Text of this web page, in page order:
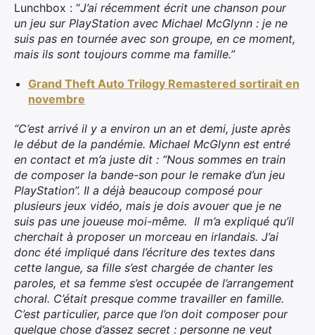
Lunchbox : “J’ai récemment écrit une chanson pour
un jeu sur PlayStation avec Michael McGlynn : je ne
suis pas en tournée avec son groupe, en ce moment,
mais ils sont toujours comme ma famille.”
Grand Theft Auto Trilogy Remastered sortirait en
novembre
“C’est arrivé il y a environ un an et demi, juste après
le début de la pandémie. Michael McGlynn est entré
en contact et m’a juste dit : “Nous sommes en train
de composer la bande-son pour le remake d’un jeu
PlayStation”. Il a déjà beaucoup composé pour
plusieurs jeux vidéo, mais je dois avouer que je ne
suis pas une joueuse moi-même. Il m’a expliqué qu’il
cherchait à proposer un morceau en irlandais. J’ai
donc été impliqué dans l’écriture des textes dans
cette langue, sa fille s’est chargée de chanter les
paroles, et sa femme s’est occupée de l’arrangement
choral. C’était presque comme travailler en famille.
C’est particulier, parce que l’on doit composer pour
quelque chose d’assez secret : personne ne veut